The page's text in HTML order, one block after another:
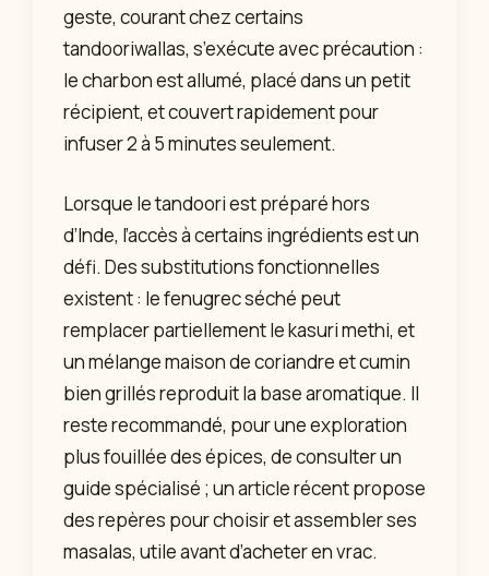
geste, courant chez certains
tandooriwallas, s’exécute avec précaution :
le charbon est allumé, placé dans un petit
récipient, et couvert rapidement pour
infuser 2 à 5 minutes seulement.
Lorsque le tandoori est préparé hors
d’Inde, l’accès à certains ingrédients est un
défi. Des substitutions fonctionnelles
existent : le fenugrec séché peut
remplacer partiellement le kasuri methi, et
un mélange maison de coriandre et cumin
bien grillés reproduit la base aromatique. Il
reste recommandé, pour une exploration
plus fouillée des épices, de consulter un
guide spécialisé ; un article récent propose
des repères pour choisir et assembler ses
masalas, utile avant d’acheter en vrac.